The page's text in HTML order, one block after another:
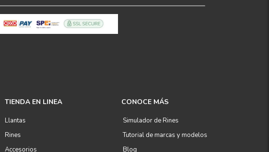
TIENDA EN LINEA
Llantas
Rines
Accesorios
CONOCE MÁS
Simulador de Rines
Tutorial de marcas y modelos
Blog